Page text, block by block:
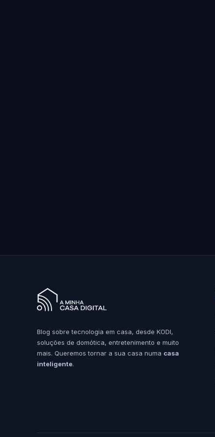
Blog sobre tecnologia em casa, desde KODI,
soluções de domótica, entretenimento e muito
mais. Queremos tornar a sua casa numa casa
inteligente.